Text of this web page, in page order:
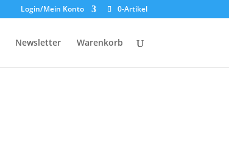
Login/Mein Konto 0-Artikel
Newsletter Warenkorb